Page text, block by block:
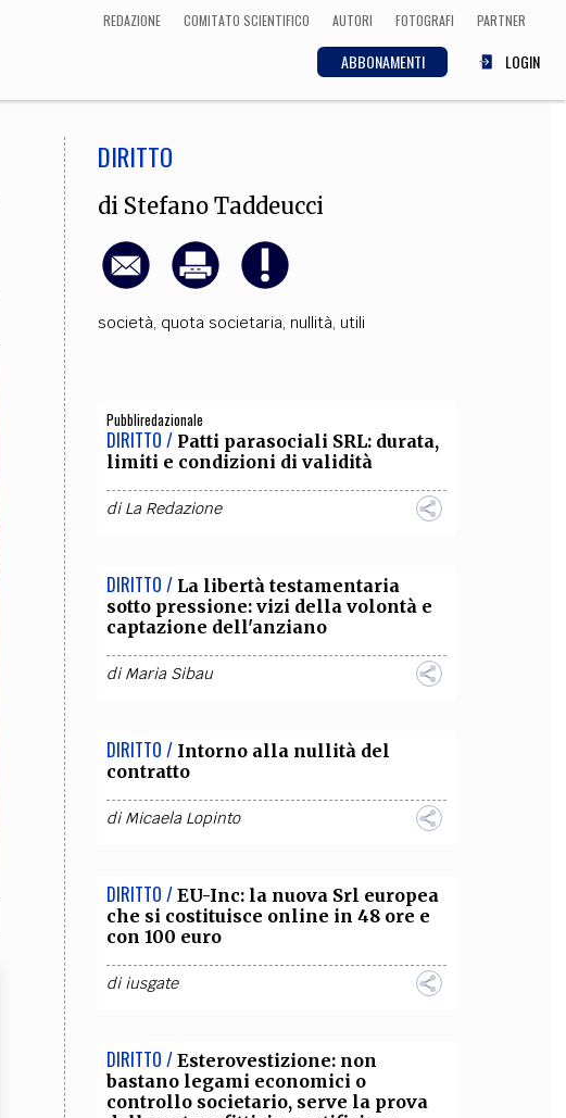
REDAZIONE COMITATO SCIENTIFICO AUTORI FOTOGRAFI PARTNER
ABBONAMENTI LOGIN
ECONOMIA
Biologia, Cifrematica,
CULTURA
Arte, Cinema, Musica,
DIRITTO
di Stefano Taddeucci
società, quota societaria, nullità, utili
Pubbliredazionale
DIRITTO / Patti parasociali SRL: durata,
limiti e condizioni di validità
diLa Redazione
DIRITTO / La libertà testamentaria
sotto pressione: vizi della volontà e
captazione dell'anziano
diMaria Sibau
DIRITTO / Intorno alla nullità del
contratto
diMicaela Lopinto
DIRITTO / EU-Inc: la nuova Srl europea
che si costituisce online in 48 ore e
con 100 euro
diiusgate
DIRITTO / Esterovestizione: non
bastano legami economici o
controllo societario, serve la prova